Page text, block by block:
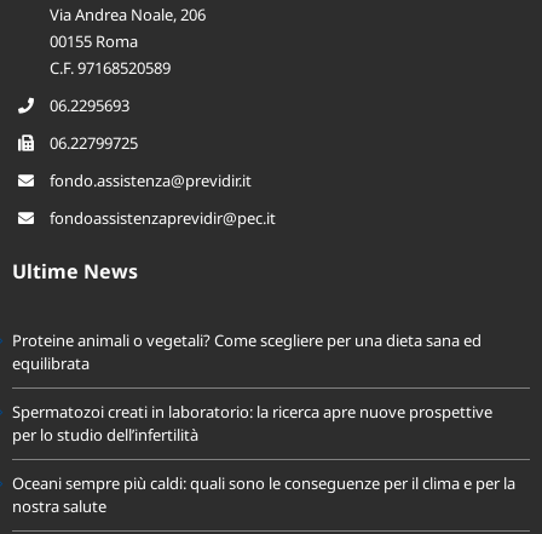
Via Andrea Noale, 206
00155 Roma
C.F. 97168520589
06.2295693
06.22799725
fondo.assistenza@previdir.it
fondoassistenzaprevidir@pec.it
Ultime News
Proteine animali o vegetali? Come scegliere per una dieta sana ed
equilibrata
Spermatozoi creati in laboratorio: la ricerca apre nuove prospettive
per lo studio dell’infertilità
Oceani sempre più caldi: quali sono le conseguenze per il clima e per la
nostra salute